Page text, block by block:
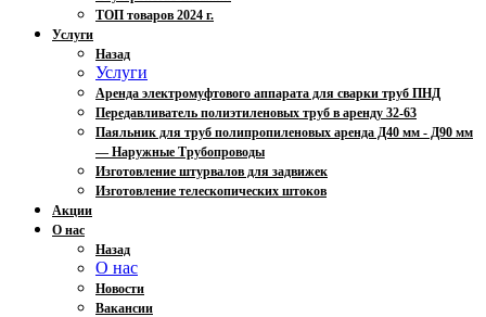
ТОП товаров 2024 г.
Услуги
Назад
Услуги
Аренда электромуфтового аппарата для сварки труб ПНД
Передавливатель полиэтиленовых труб в аренду 32-63
Паяльник для труб полипропиленовых аренда Д40 мм - Д90 мм
— Наружные Трубопроводы
Изготовление штурвалов для задвижек
Изготовление телескопических штоков
Акции
О нас
Назад
О нас
Новости
Вакансии